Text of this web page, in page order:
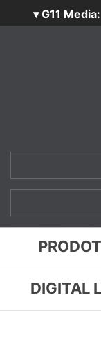
▾ G11 Media:
DIGITAL